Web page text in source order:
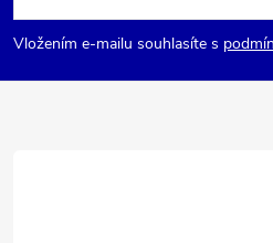
í
p
p
a
Vložením e-mailu souhlasíte s